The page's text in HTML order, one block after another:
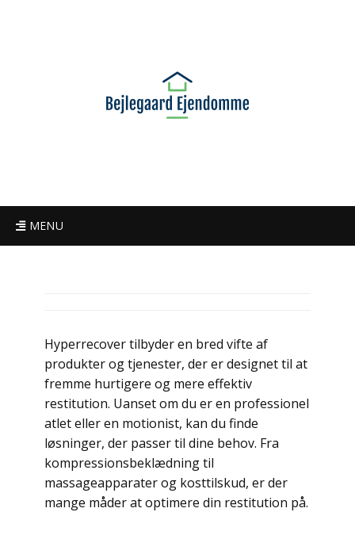
MENU
Hyperrecover tilbyder en bred vifte af
produkter og tjenester, der er designet til at
fremme hurtigere og mere effektiv
restitution. Uanset om du er en professionel
atlet eller en motionist, kan du finde
løsninger, der passer til dine behov. Fra
kompressionsbeklædning til
massageapparater og kosttilskud, er der
mange måder at optimere din restitution på.